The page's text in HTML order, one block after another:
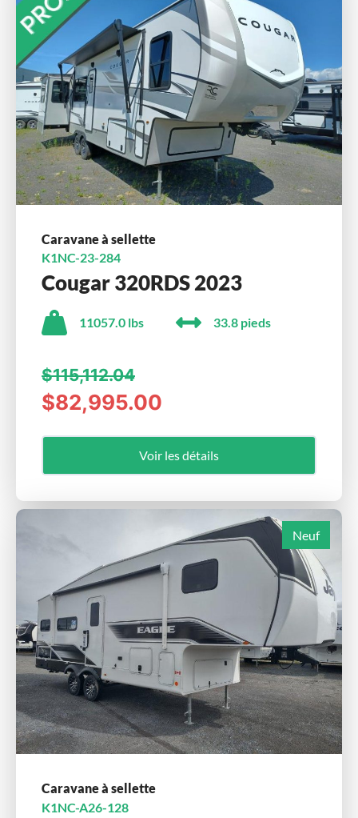
Caravane à sellette
K1NC-23-284
Cougar 320RDS 2023
11057.0 lbs 33.8 pieds
$115,112.04
$82,995.00
Voir les détails
Neuf
Caravane à sellette
K1NC-A26-128